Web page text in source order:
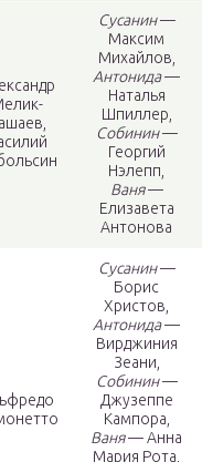
Сусанин—
Максим
Михайлов,
Антонида—
Наталья
Шпиллер,
Собинин—
Георгий
Нэлепп,
Ваня—
Елизавета
Антонова
Сусанин—
Борис
Христов,
Антонида—
Вирджиния
Зеани,
Собинин—
Джузеппе
Кампора,
Ваня— Анна
Мария Рота,